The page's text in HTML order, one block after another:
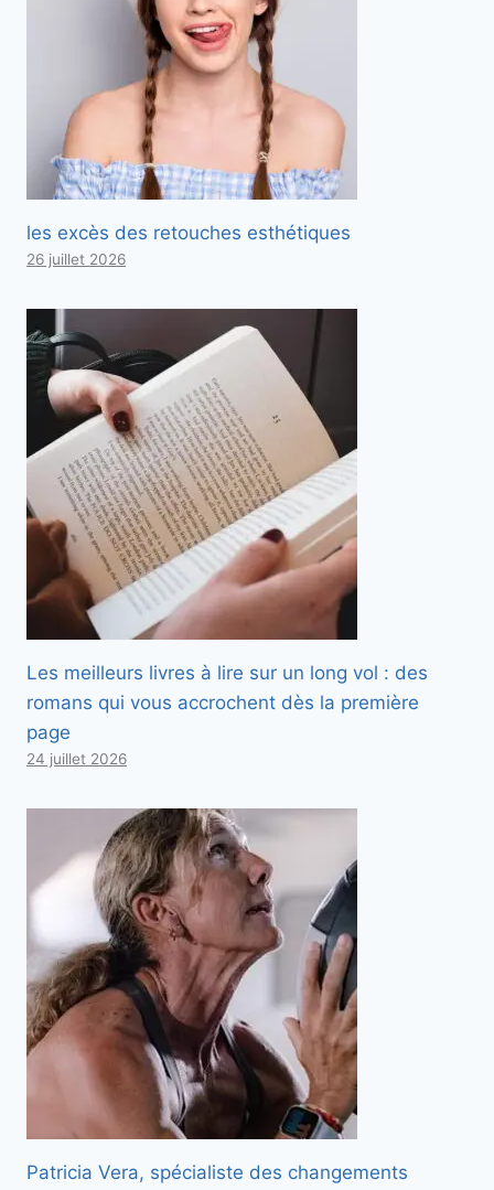
les excès des retouches esthétiques
26 juillet 2026
Les meilleurs livres à lire sur un long vol : des
romans qui vous accrochent dès la première
page
24 juillet 2026
Patricia Vera, spécialiste des changements